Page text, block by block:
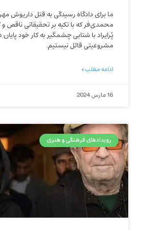
ما برای دادگاه رسیدگی به قتل داریوش
محمدی‌فر که با تکیه بر تحقیقاتی ناقص
پُرایراد با شتابی چشمگیر به کار خود
مشروعیتی قائل نیستیم.
ادامه مطلب »
16 مارس 2024
رویدادهای فرهنگی و هنری